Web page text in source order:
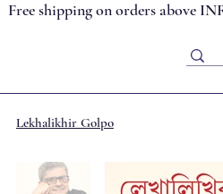
Free shipping on orders above
Lekhalikhir Golpo